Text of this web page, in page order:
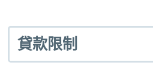
貸款限制